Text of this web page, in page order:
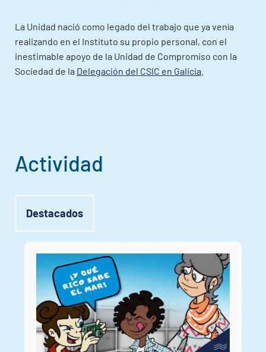
La Unidad nació como legado del trabajo que ya venía
realizando en el Instituto su propio personal, con el
inestimable apoyo de la Unidad de Compromiso con la
Sociedad de la Delegación del CSIC en Galicia
Actividad
Destacados